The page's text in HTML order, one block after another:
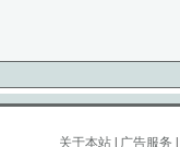
关于本站| 广告服务